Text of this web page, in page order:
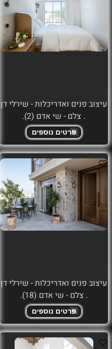
עיצוב פנים ואדריכלות - שירלי דן
. צלם - שי אדם (2).
פרטים נוספים
עיצוב פנים ואדריכלות - שירלי דן
. צלם - שי אדם (18).
פרטים נוספים